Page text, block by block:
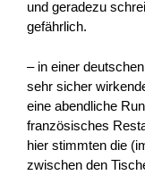
und geradezu
gefährlich.
– in einer
sehr sicher
eine abendliche
französisches
hier stimmten die
zwischen den